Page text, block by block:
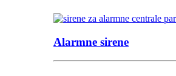
Alarmne sirene